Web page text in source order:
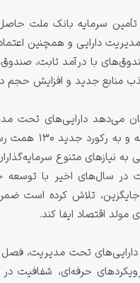
سرمایه بانک ملت
دارایی و همچنین
با درآمد ثابت،
جدید و افزایش حجم
می‌دهد دارایی‌های تحت
شتاب قابل
نیازهای متنوع
در سال‌های اخیر با
جایگزین، تلاش کرده است
اقتصاد ایفا کند.
۱۳۰ همتی در دارایی‌های تحت
حرفه‌ای، شفافیت